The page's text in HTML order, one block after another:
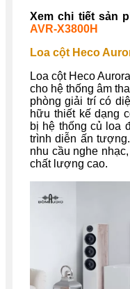
Xem chi tiết sản
AVR-X3800H
Loa cột Heco
Loa cột Heco
cho hệ thống âm
phòng giải trí có
hữu thiết kế dạng
bị hệ thống củ loa
trình diễn ấn
nhu cầu nghe
chất lượng cao.